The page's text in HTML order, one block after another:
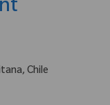
Chile